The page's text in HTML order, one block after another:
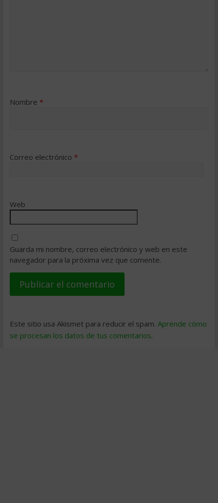
Nombre *
Correo electrónico *
Web
Guarda mi nombre, correo electrónico y web en este
navegador para la próxima vez que comente.
Este sitio usa Akismet para reducir el spam. Aprende cómo
se procesan los datos de tus comentarios.